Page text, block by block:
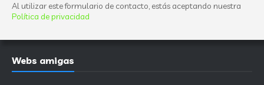
Al utilizar este formulario de contacto, estás aceptando nuestra
Política de privacidad
Webs amigas